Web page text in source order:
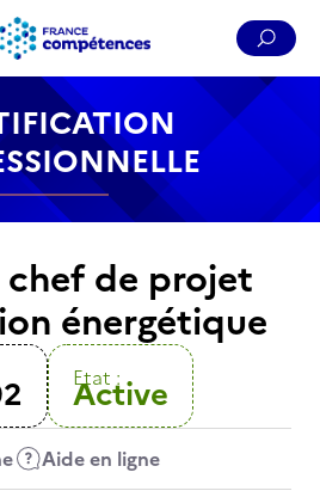
Menu Pied de page
navigation
chef de projet
énergétique
Etat :
Active
Aide en ligne